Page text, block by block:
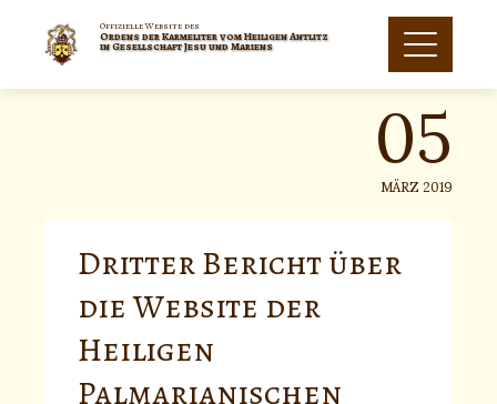
content
Offizielle Website des
Ordens der Karmeliter vom Heiligen Antlitz
in Gesellschaft Jesu und Mariens 05
MÄRZ 2019
Dritter Bericht über
die Website der
Heiligen
Palmarianischen